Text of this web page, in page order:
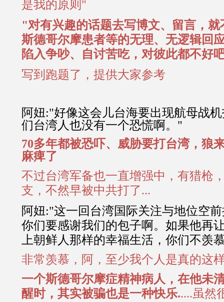
是我的原则"
"对有兴趣的话题去写博文、留言，
斯德哥尔摩患者等的无理、无逻辑回
陷入争吵、自讨苦吃，对彼此都不好
写到跑题了，提供大家参考
阿妞:"好像这会儿台海要出现航母战
们台湾人也没有一个恐慌啊。"
70多年都被恐吓、威胁要打台湾，狼
麻痺了
不过台湾军备也一直增强中，有猎枪
支，不然早被中共打了...
阿妞:"这一回台湾国际关注与地位空
你们要感谢我们的包子啊。如果他再
上朝鲜人那样的幸福生活，你们不羡
非常羡慕，阿，至少我个人是真的这
一个斯德哥尔摩症精神病人，在他未
醒时，其实被骗也是一种快乐.....虽然